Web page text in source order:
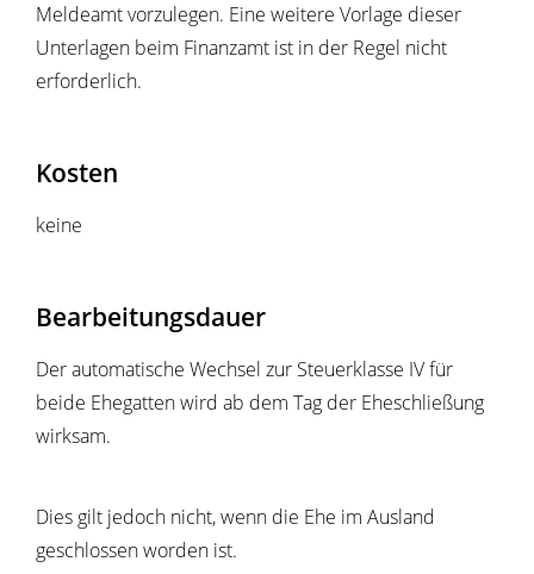
Meldeamt vorzulegen. Eine weitere Vorlage dieser
Unterlagen beim Finanzamt ist in der Regel nicht
erforderlich.
Kosten
keine
Bearbeitungsdauer
Der automatische Wechsel zur Steuerklasse IV für
beide Ehegatten wird ab dem Tag der Eheschließung
wirksam.
Dies gilt jedoch nicht, wenn die Ehe im Ausland
geschlossen worden ist.